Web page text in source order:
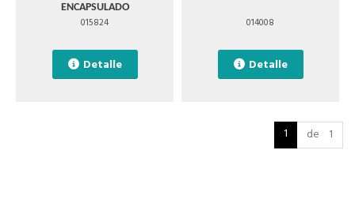
ENCAPSULADO
015824
Detalle
014008
Detalle
1 de 1